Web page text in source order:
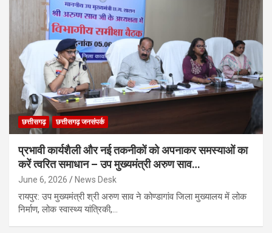
छत्तीसगढ़ छत्तीसगढ़ जनसंपर्क
प्रभावी कार्यशैली और नई तकनीकों को अपनाकर समस्याओं का
करें त्वरित समाधान – उप मुख्यमंत्री अरुण साव…
June 6, 2026 News Desk
रायपुर: उप मुख्यमंत्री श्री अरुण साव ने कोण्डागांव जिला मुख्यालय में लोक
निर्माण, लोक स्वास्थ्य यांत्रिकी,…